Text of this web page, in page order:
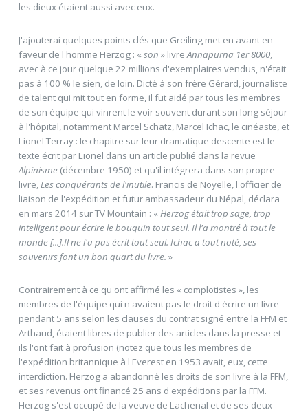
les dieux étaient aussi avec eux.
J'ajouterai quelques points clés que Greiling met en avant en
faveur de l'homme Herzog : «son » livreAnnapurna 1er 8000,
avec à ce jour quelque 22 millions d'exemplaires vendus, n'était
pas à 100 % le sien, de loin. Dicté à son frère Gérard, journaliste
de talent qui mit tout en forme, il fut aidé par tous les membres
de son équipe qui vinrent le voir souvent durant son long séjour
à l'hôpital, notamment Marcel Schatz, Marcel Ichac, le cinéaste, et
Lionel Terray : le chapitre sur leur dramatique descente est le
texte écrit par Lionel dans un article publié dans la revue
Alpinisme (décembre 1950) et qu'il intégrera dans son propre
livre,Les conquérants de l'inutile. Francis de Noyelle, l'officier de
liaison de l'expédition et futur ambassadeur du Népal, déclara
en mars 2014 sur TV Mountain : «Herzog était trop sage, trop
intelligent pour écrire le bouquin tout seul. Il l'a montré à tout le
monde [...].Il ne l'a pas écrit tout seul. Ichac a tout noté, ses
souvenirs font un bon quart du livre. »
Contrairement à ce qu'ont affirmé les « complotistes », les
membres de l'équipe qui n'avaient pas le droit d'écrire un livre
pendant 5 ans selon les clauses du contrat signé entre la FFM et
Arthaud, étaient libres de publier des articles dans la presse et
ils l'ont fait à profusion (notez que tous les membres de
l'expédition britannique à l'Everest en 1953 avait, eux, cette
interdiction. Herzog a abandonné les droits de son livre à la FFM,
et ses revenus ont financé 25 ans d'expéditions par la FFM.
Herzog s'est occupé de la veuve de Lachenal et de ses deux